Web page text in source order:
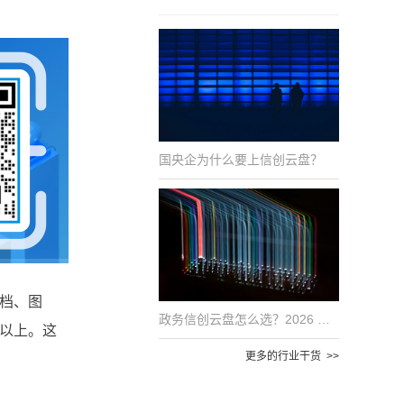
、图
上。这
国央企为什么要上信创云盘？
更多的行业干货 >>